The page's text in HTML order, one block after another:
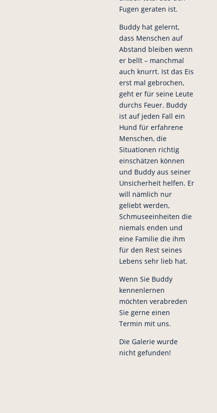
Fugen geraten ist.
Buddy hat gelernt,
dass Menschen auf
Abstand bleiben wenn
er bellt – manchmal
auch knurrt. Ist das Eis
erst mal gebrochen,
geht er für seine Leute
durchs Feuer. Buddy
ist auf jeden Fall ein
Hund für erfahrene
Menschen, die
Situationen richtig
einschätzen können
und Buddy aus seiner
Unsicherheit helfen. Er
will nämlich nur
geliebt werden,
Schmuseeinheiten die
niemals enden und
eine Familie die ihm
für den Rest seines
Lebens sehr lieb hat.
Wenn Sie Buddy
kennenlernen
möchten verabreden
Sie gerne einen
Termin mit uns.
Die Galerie wurde
nicht gefunden!